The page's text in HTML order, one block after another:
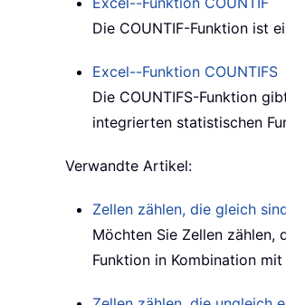
Die COUNTIF-Funktion ist
Excel--Funktion COUNTIFS
Die COUNTIFS-Funktion
integrierten statistischen
Verwandte Artikel:
Zellen zählen, die gleich
Möchten Sie Zellen zählen,
Funktion in Kombination